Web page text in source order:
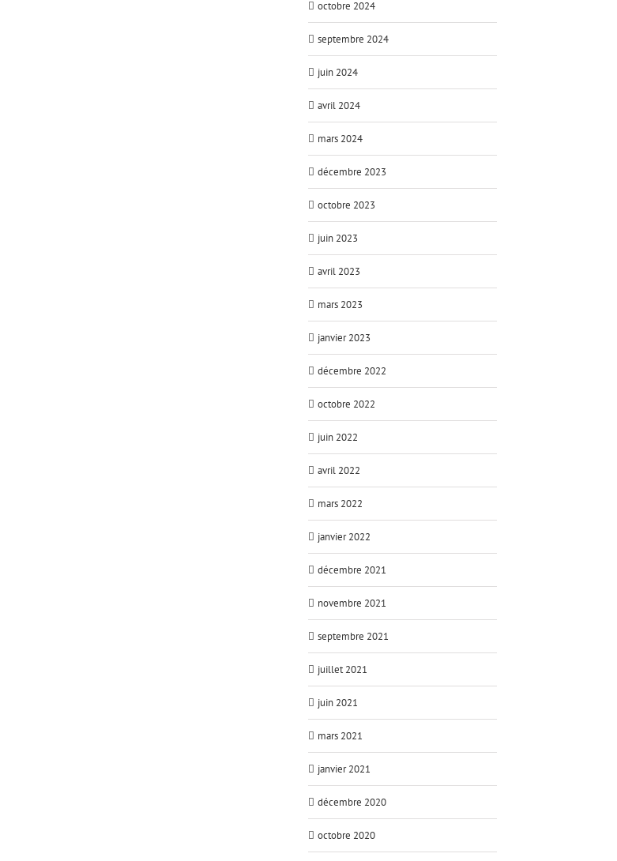
octobre 2024
septembre 2024
juin 2024
avril 2024
mars 2024
décembre 2023
octobre 2023
juin 2023
avril 2023
mars 2023
janvier 2023
décembre 2022
octobre 2022
juin 2022
avril 2022
mars 2022
janvier 2022
décembre 2021
novembre 2021
septembre 2021
juillet 2021
juin 2021
mars 2021
janvier 2021
décembre 2020
octobre 2020